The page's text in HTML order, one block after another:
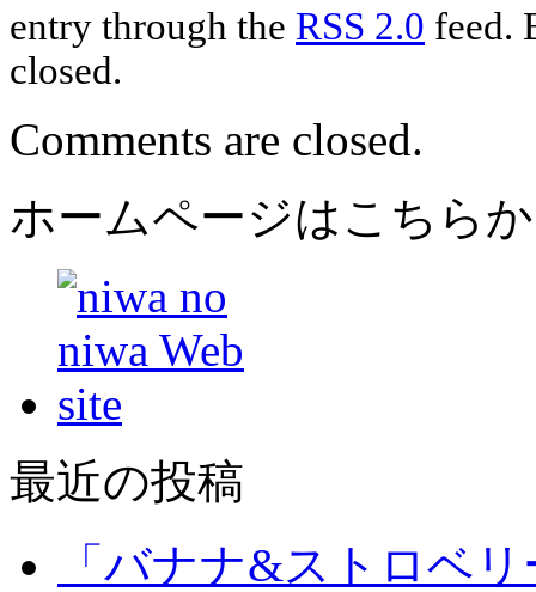
entry through the RSS 2.0 feed.
closed.
Comments are closed.
ホームページはこちら
最近の投稿
「バナナ&ストロベ